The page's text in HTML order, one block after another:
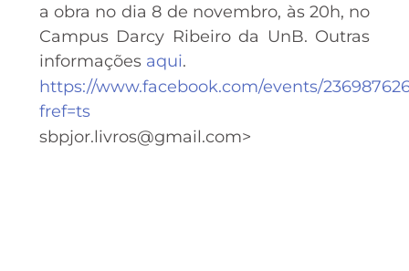
a obra no dia 8 de novembro, às 20h, no
Campus Darcy Ribeiro da UnB. Outras
informações aqui.
https://www.facebook.com/events/
fref=ts
sbpjor.livros@gmail.com>